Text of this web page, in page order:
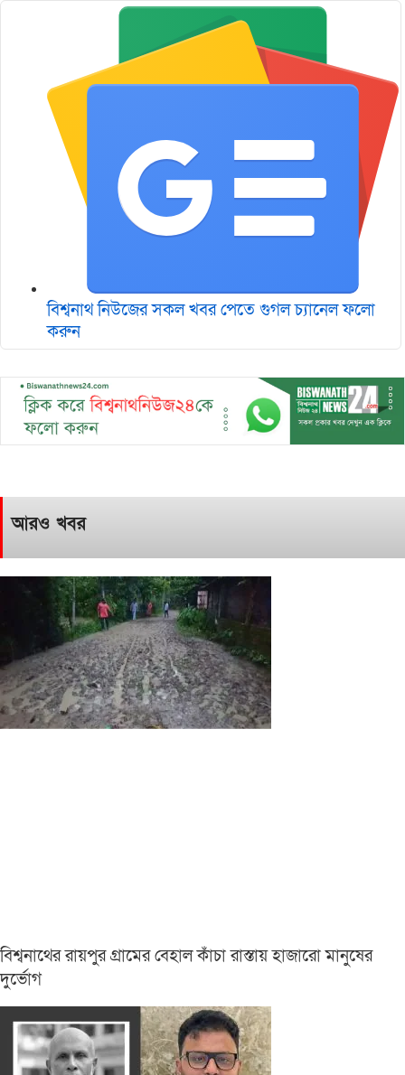
বিশ্বনাথ নিউজের সকল খবর পেতে গুগল চ‌্যানেল ফলো
করুন
আরও খবর
বিশ্বনাথের রায়পুর গ্রামের বেহাল কাঁচা রাস্তায় হাজারো মানুষের
দুর্ভোগ